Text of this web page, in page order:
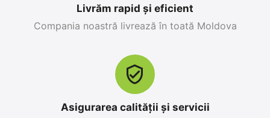
Apple iPhone 17 Pro
MDL
MDL -12%
Apple iPhone 17 Pro
în stoc
28 299 MDL -10%
Livrăm rapid și eficient
Compania noastră livrează în toată Moldova
Asigurarea calității și servicii